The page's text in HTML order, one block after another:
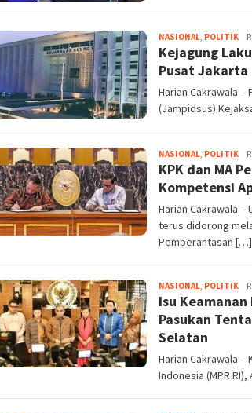
NASIONAL, POLITIK
Kejagung
Pusat Jakarta
Harian Cakrawala –
(Jampidsus)
NASIONAL, POLITIK
KPK dan MA
Kompetensi
Harian Cakrawala
terus didorong
Pemberantasan […]
NASIONAL, POLITIK
Isu
Pasukan
Selatan
Harian Cakrawala
Indonesia (MPR